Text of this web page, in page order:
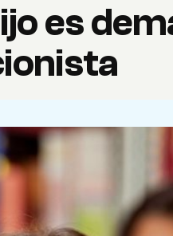
es